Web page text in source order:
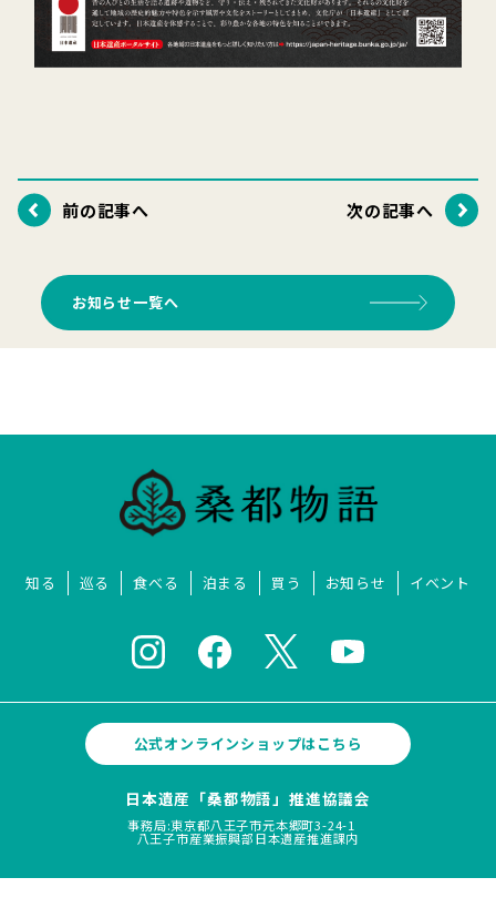
前の記事へ 次の記事へ
お知らせ一覧へ
知る 巡る 食べる 泊まる 買う お知らせ イベント
公式オンラインショップはこちら
日本遺産「桑都物語」推進協議会
事務局:東京都八王子市元本郷町3-24-1
八王子市産業振興部日本遺産推進課内